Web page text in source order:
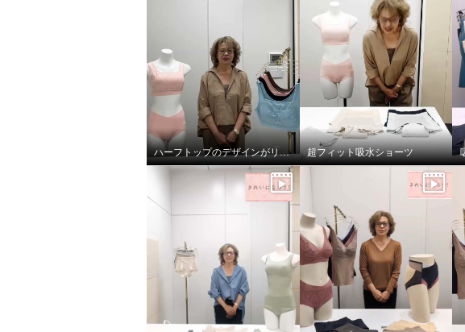
きれいになろう！ ひんやり涼
しい！ プンギインギョン 接触
冷感・抗菌防臭 カップ付きス
リップ
ブラック
きれいになろう！ ひんやり涼
しい！ プンギインギョン 接触
冷感・抗菌防臭 カップ付きス
リップ
ベージュ Ｍ
¥0
ハーフトップのデザインがリニューアル！ 超フィット吸水ショーツ